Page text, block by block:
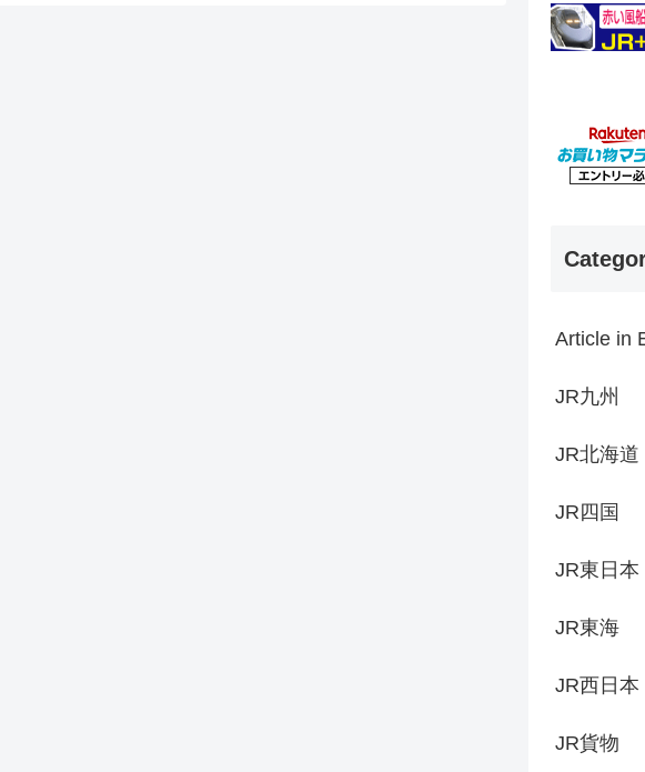
Article in
JR九州
JR北海道
JR四国
JR東日本
JR東海
JR西日本
JR貨物